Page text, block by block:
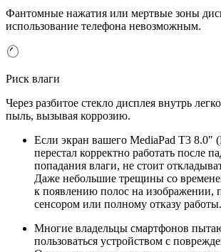
Фантомные нажатия или мертвые зоны
использование телефона невозможным.
Риск влаги
Через разбитое стекло дисплея внутрь
пыль, вызывая коррозию.
Если экран вашего MediaPad T3 8.0"
перестал корректно работать после
попадания влаги, не стоит
Даже небольшие трещины со
к появлению полос на изображении,
сенсором или полному отказу работы.
Многие владельцы смартфонов
пользоваться устройством с